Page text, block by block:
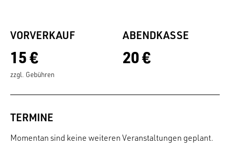
VORVERKAUF
15 €
zzgl. Gebühren
ABENDKASSE
20 €
TERMINE
Momentan sind keine weiteren Veranstaltungen geplant.